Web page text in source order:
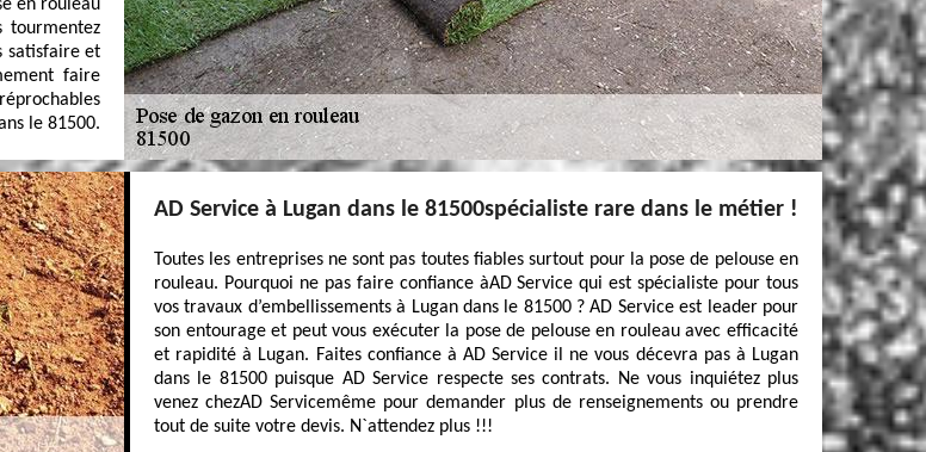
en rouleau
tourmentez
satisfaire et
faire
le 81500.
AD Service à Lugan dans le 81500spécialiste rare dans le métier !
Toutes les entreprises ne sont pas toutes fiables surtout pour la pose de pelouse en
rouleau. Pourquoi ne pas faire confiance àAD Service qui est spécialiste pour tous
vos travaux d’embellissements à Lugan dans le 81500 ? AD Service est leader pour
son entourage et peut vous exécuter la pose de pelouse en rouleau avec efficacité
et rapidité à Lugan. Faites confiance à AD Service il ne vous décevra pas à Lugan
dans le 81500 puisque AD Service respecte ses contrats. Ne vous inquiétez plus
venez chezAD Servicemême pour demander plus de renseignements ou prendre
tout de suite votre devis. N`attendez plus !!!